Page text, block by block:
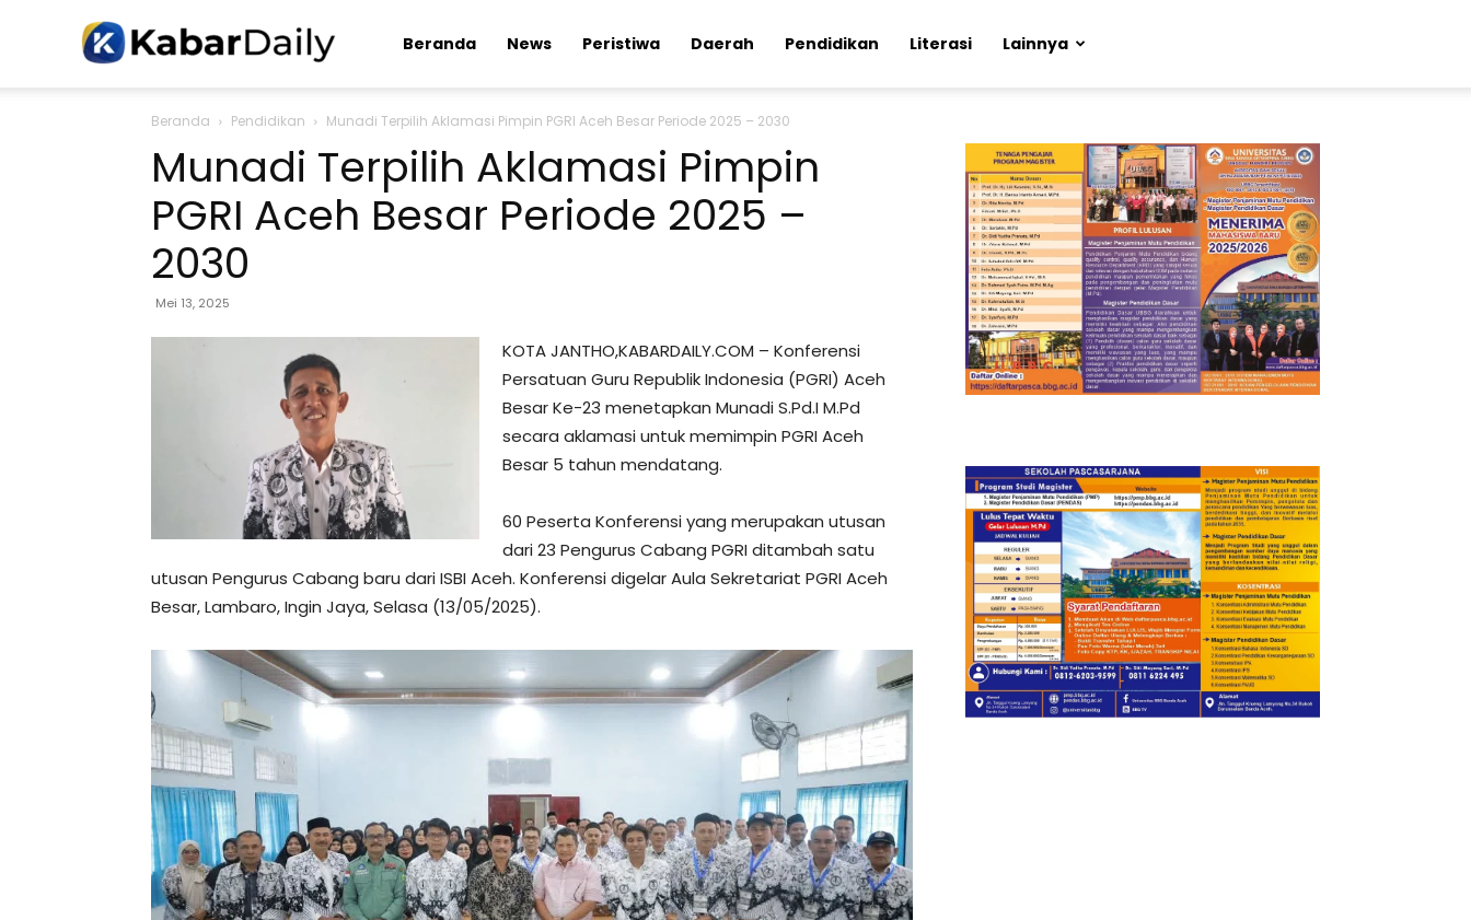
Kabardaily.com
Beranda News Peristiwa Daerah Pendidikan Literasi Lainnya
Beranda Pendidikan Munadi Terpilih Aklamasi Pimpin PGRI Aceh Besar Periode 2025 – 2030
Munadi Terpilih Aklamasi Pimpin
PGRI Aceh Besar Periode 2025 –
2030
Mei 13, 2025
KOTA JANTHO,KABARDAILY.COM – Konferensi
Persatuan Guru Republik Indonesia (PGRI) Aceh
Besar Ke-23 menetapkan Munadi S.Pd.I M.Pd
secara aklamasi untuk memimpin PGRI Aceh
Besar 5 tahun mendatang.
60 Peserta Konferensi yang merupakan utusan
dari 23 Pengurus Cabang PGRI ditambah satu
utusan Pengurus Cabang baru dari ISBI Aceh. Konferensi digelar Aula Sekretariat PGRI Aceh
Besar, Lambaro, Ingin Jaya, Selasa (13/05/2025).